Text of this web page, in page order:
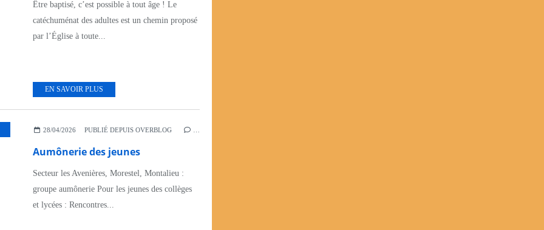
Être baptisé, c’est possible à tout âge ! Le
catéchuménat des adultes est un chemin proposé
par l’Église à toute...
EN SAVOIR PLUS
JEUNES28/04/2026 PUBLIÉ DEPUIS OVERBLOG
Aumônerie des jeunes
Secteur les Avenières, Morestel, Montalieu :
groupe aumônerie Pour les jeunes des collèges
et lycées : Rencontres...